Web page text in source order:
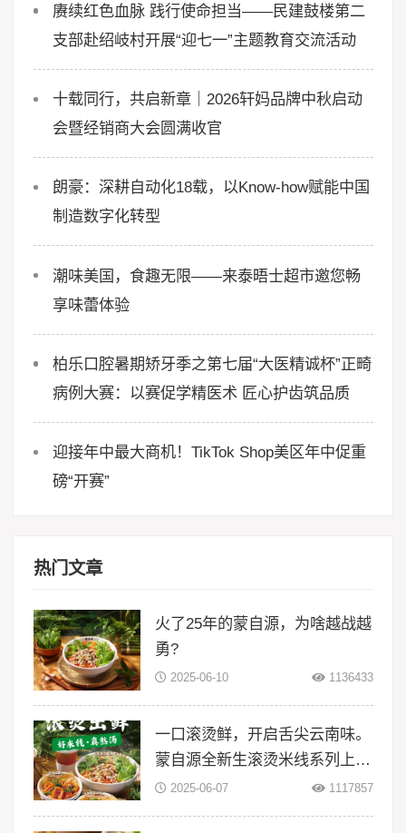
赓续红色血脉 践行使命担当——民建鼓楼第二
支部赴绍岐村开展“迎七一”主题教育交流活动
十载同行，共启新章｜2026轩妈品牌中秋启动
会暨经销商大会圆满收官
朗豪：深耕自动化18载，以Know-how赋能中国
制造数字化转型
潮味美国，食趣无限——来泰晤士超市邀您畅
享味蕾体验
柏乐口腔暑期矫牙季之第七届“大医精诚杯”正畸
病例大赛：以赛促学精医术 匠心护齿筑品质
迎接年中最大商机！TikTok Shop美区年中促重
磅“开赛”
热门文章
火了25年的蒙自源，为啥越战越
勇?
2025-06-10 1136433
一口滚烫鲜，开启舌尖云南味。
蒙自源全新生滚烫米线系列上
线！2025-06-07 1117857